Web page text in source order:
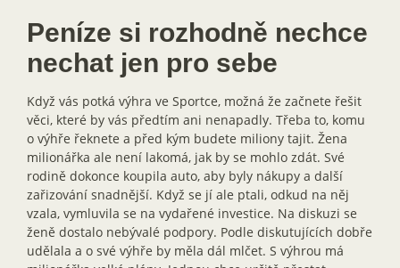
Peníze si rozhodně nechce
nechat jen pro sebe
Když vás potká výhra ve Sportce, možná že začnete řešit
věci, které by vás předtím ani nenapadly. Třeba to, komu
o výhře řeknete a před kým budete miliony tajit. Žena
milionářka ale není lakomá, jak by se mohlo zdát. Své
rodině dokonce koupila auto, aby byly nákupy a další
zařizování snadnější. Když se jí ale ptali, odkud na něj
vzala, vymluvila se na vydařené investice. Na diskuzi se
ženě dostalo nebývalé podpory. Podle diskutujících dobře
udělala a o své výhře by měla dál mlčet. S výhrou má